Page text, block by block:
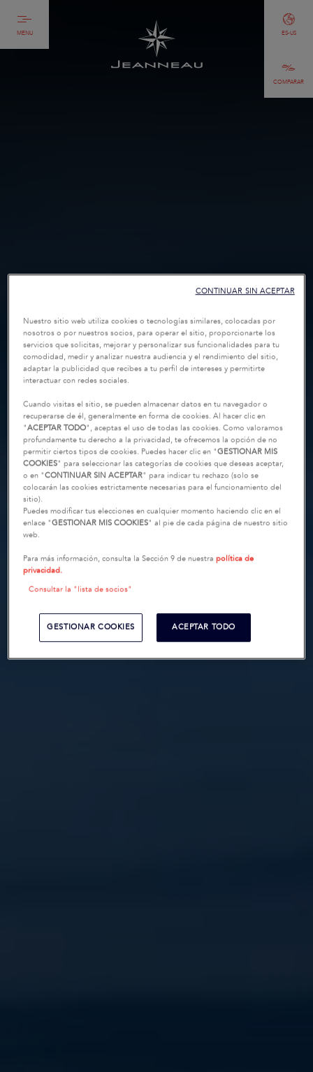
MENU
COMPARAR
ES-US
Nuestro sitio web utiliza cookies o tecnologías similares, colocadas por
nosotros o por nuestros socios, para operar el sitio, proporcionarte los
servicios que solicitas, mejorar y personalizar sus funcionalidades para tu
comodidad, medir y analizar nuestra audiencia y el rendimiento del sitio,
adaptar la publicidad que recibes a tu perfil de intereses y permitirte
interactuar con redes sociales.
Cuando visitas el sitio, se pueden almacenar datos en tu navegador o
recuperarse de él, generalmente en forma de cookies. Al hacer clic en
"ACEPTAR TODO", aceptas el uso de todas las cookies. Como valoramos
profundamente tu derecho a la privacidad, te ofrecemos la opción de no
permitir ciertos tipos de cookies. Puedes hacer clic en "GESTIONAR MIS
COOKIES" para seleccionar las categorías de cookies que deseas aceptar,
o en "CONTINUAR SIN ACEPTAR" para indicar tu rechazo (solo se
colocarán las cookies estrictamente necesarias para el funcionamiento del
sitio).
Puedes modificar tus elecciones en cualquier momento haciendo clic en el
enlace "GESTIONAR MIS COOKIES" al pie de cada página de nuestro sitio
web.
Para más información, consulta la Sección 9 de nuestrapolítica de
privacidad.
Consultar la "lista de socios"
GESTIONAR COOKIES ACEPTAR TODO
CONTINUAR SIN ACEPTAR